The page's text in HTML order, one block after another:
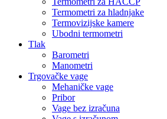
Termometri za hladnjake
Termovizijske kamere
Ubodni termometri
Tlak
Barometri
Manometri
Trgovačke vage
Mehaničke vage
Pribor
Vage bez izračuna